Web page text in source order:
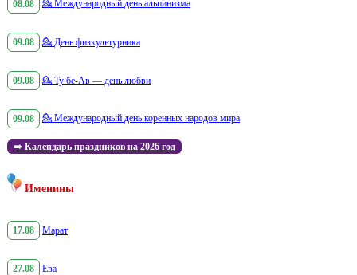
08.08 💁 Международный день альпинизма
09.08 💁 День физкультурника
09.08 💁 Ту бе-Ав — день любви
09.08 💁 Международный день коренных народов мира
➡️ Календарь праздников на 2026 год
Именины
17.08 Марат
27.08 Ева